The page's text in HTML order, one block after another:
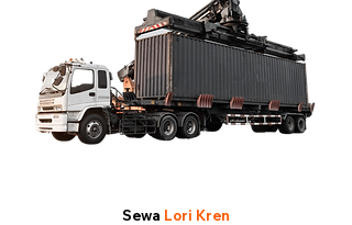
Sewa Lori Kren